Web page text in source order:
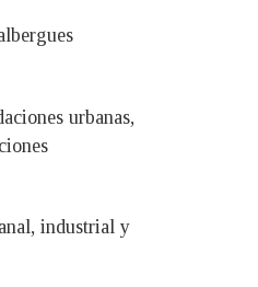
urbanas,
industrial y